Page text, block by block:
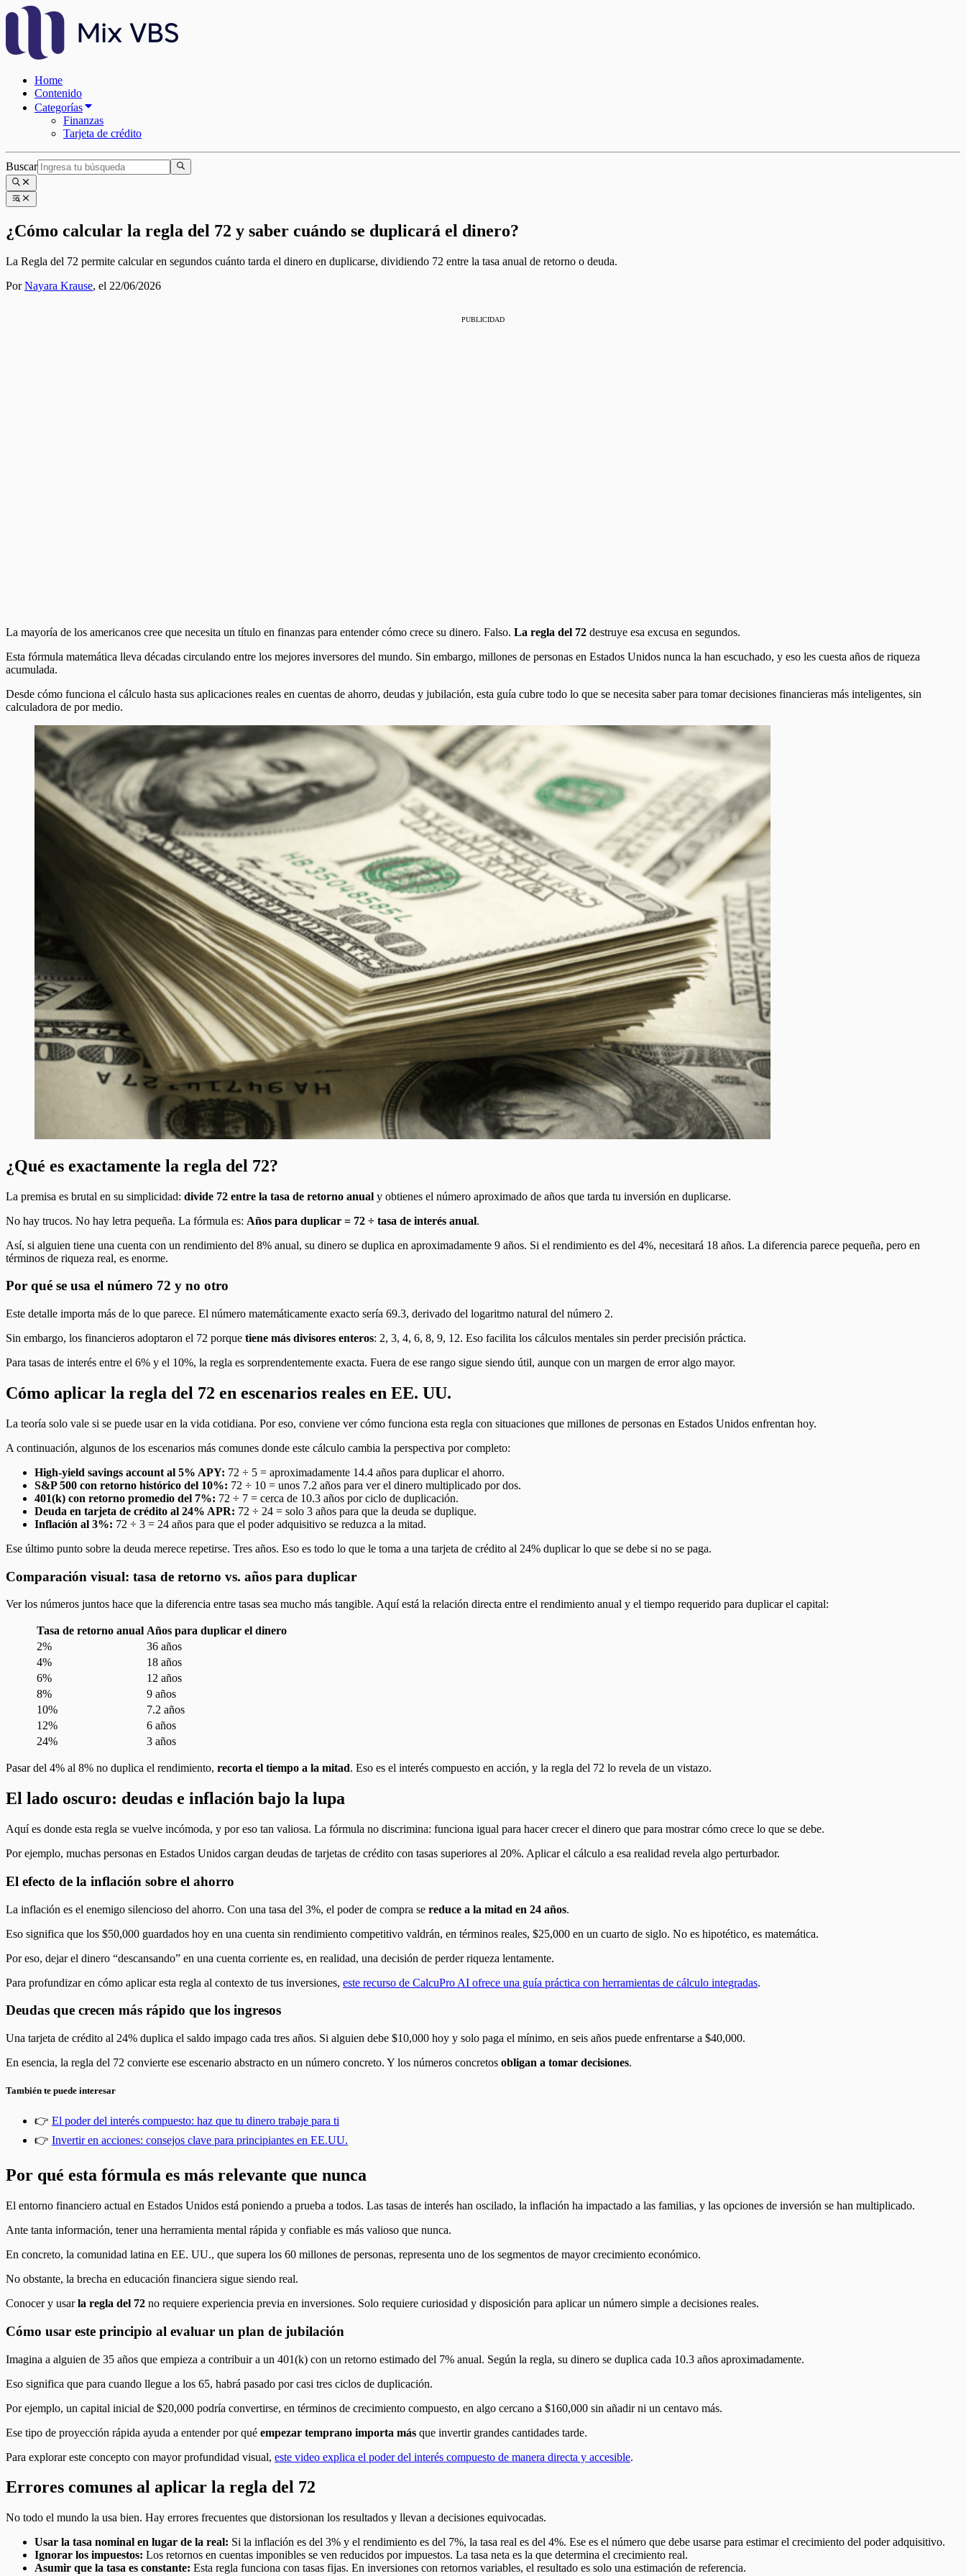
Home
Contenido
Categorías
Finanzas
Tarjeta de crédito
Buscar
¿Cómo calcular la regla del 72 y saber cuándo se duplicará el dinero?
La Regla del 72 permite calcular en segundos cuánto tarda el dinero en duplicarse, dividiendo 72 entre la tasa anual de retorno o deuda.
PorNayara Krause, el 22/06/2026
PUBLICIDAD
La mayoría de los americanos cree que necesita un título en finanzas para entender cómo crece su dinero. Falso. La regla del 72 destruye esa excusa en segundos.
Esta fórmula matemática lleva décadas circulando entre los mejores inversores del mundo. Sin embargo, millones de personas en Estados Unidos nunca la han escuchado, y eso les cuesta años de riqueza
acumulada.
Desde cómo funciona el cálculo hasta sus aplicaciones reales en cuentas de ahorro, deudas y jubilación, esta guía cubre todo lo que se necesita saber para tomar decisiones financieras más inteligentes, sin
calculadora de por medio.
¿Qué es exactamente la regla del 72?
La premisa es brutal en su simplicidad: divide 72 entre la tasa de retorno anual y obtienes el número aproximado de años que tarda tu inversión en duplicarse.
No hay trucos. No hay letra pequeña. La fórmula es: Años para duplicar = 72 ÷ tasa de interés anual.
Así, si alguien tiene una cuenta con un rendimiento del 8% anual, su dinero se duplica en aproximadamente 9 años. Si el rendimiento es del 4%, necesitará 18 años. La diferencia parece pequeña, pero en
términos de riqueza real, es enorme.
Por qué se usa el número 72 y no otro
Este detalle importa más de lo que parece. El número matemáticamente exacto sería 69.3, derivado del logaritmo natural del número 2.
Sin embargo, los financieros adoptaron el 72 porque tiene más divisores enteros: 2, 3, 4, 6, 8, 9, 12. Eso facilita los cálculos mentales sin perder precisión práctica.
Para tasas de interés entre el 6% y el 10%, la regla es sorprendentemente exacta. Fuera de ese rango sigue siendo útil, aunque con un margen de error algo mayor.
Cómo aplicar la regla del 72 en escenarios reales en EE. UU.
La teoría solo vale si se puede usar en la vida cotidiana. Por eso, conviene ver cómo funciona esta regla con situaciones que millones de personas en Estados Unidos enfrentan hoy.
A continuación, algunos de los escenarios más comunes donde este cálculo cambia la perspectiva por completo:
High-yield savings account al 5% APY: 72 ÷ 5 = aproximadamente 14.4 años para duplicar el ahorro.
S&P 500 con retorno histórico del 10%: 72 ÷ 10 = unos 7.2 años para ver el dinero multiplicado por dos.
401(k) con retorno promedio del 7%: 72 ÷ 7 = cerca de 10.3 años por ciclo de duplicación.
Deuda en tarjeta de crédito al 24% APR: 72 ÷ 24 = solo 3 años para que la deuda se duplique.
Inflación al 3%: 72 ÷ 3 = 24 años para que el poder adquisitivo se reduzca a la mitad.
Ese último punto sobre la deuda merece repetirse. Tres años. Eso es todo lo que le toma a una tarjeta de crédito al 24% duplicar lo que se debe si no se paga.
Comparación visual: tasa de retorno vs. años para duplicar
Ver los números juntos hace que la diferencia entre tasas sea mucho más tangible. Aquí está la relación directa entre el rendimiento anual y el tiempo requerido para duplicar el capital:
Tasa de retorno anual Años para duplicar el dinero
2%
36 años
4%
18 años
6%
12 años
8%
9 años
10%
7.2 años
12%
6 años
24%
3 años
Pasar del 4% al 8% no duplica el rendimiento, recorta el tiempo a la mitad. Eso es el interés compuesto en acción, y la regla del 72 lo revela de un vistazo.
El lado oscuro: deudas e inflación bajo la lupa
Aquí es donde esta regla se vuelve incómoda, y por eso tan valiosa. La fórmula no discrimina: funciona igual para hacer crecer el dinero que para mostrar cómo crece lo que se debe.
Por ejemplo, muchas personas en Estados Unidos cargan deudas de tarjetas de crédito con tasas superiores al 20%. Aplicar el cálculo a esa realidad revela algo perturbador.
El efecto de la inflación sobre el ahorro
La inflación es el enemigo silencioso del ahorro. Con una tasa del 3%, el poder de compra se reduce a la mitad en 24 años.
Eso significa que los $50,000 guardados hoy en una cuenta sin rendimiento competitivo valdrán, en términos reales, $25,000 en un cuarto de siglo. No es hipotético, es matemática.
Por eso, dejar el dinero “descansando” en una cuenta corriente es, en realidad, una decisión de perder riqueza lentamente.
Para profundizar en cómo aplicar esta regla al contexto de tus inversiones, este recurso de CalcuPro AI ofrece una guía práctica con herramientas de cálculo integradas.
Deudas que crecen más rápido que los ingresos
Una tarjeta de crédito al 24% duplica el saldo impago cada tres años. Si alguien debe $10,000 hoy y solo paga el mínimo, en seis años puede enfrentarse a $40,000.
En esencia, la regla del 72 convierte ese escenario abstracto en un número concreto. Y los números concretos obligan a tomar decisiones.
También te puede interesar
👉 El poder del interés compuesto: haz que tu dinero trabaje para ti
👉 Invertir en acciones: consejos clave para principiantes en EE.UU.
Por qué esta fórmula es más relevante que nunca
El entorno financiero actual en Estados Unidos está poniendo a prueba a todos. Las tasas de interés han oscilado, la inflación ha impactado a las familias, y las opciones de inversión se han multiplicado.
Ante tanta información, tener una herramienta mental rápida y confiable es más valioso que nunca.
En concreto, la comunidad latina en EE. UU., que supera los 60 millones de personas, representa uno de los segmentos de mayor crecimiento económico.
No obstante, la brecha en educación financiera sigue siendo real.
Conocer y usarla regla del 72 no requiere experiencia previa en inversiones. Solo requiere curiosidad y disposición para aplicar un número simple a decisiones reales.
Cómo usar este principio al evaluar un plan de jubilación
Imagina a alguien de 35 años que empieza a contribuir a un 401(k) con un retorno estimado del 7% anual. Según la regla, su dinero se duplica cada 10.3 años aproximadamente.
Eso significa que para cuando llegue a los 65, habrá pasado por casi tres ciclos de duplicación.
Por ejemplo, un capital inicial de $20,000 podría convertirse, en términos de crecimiento compuesto, en algo cercano a $160,000 sin añadir ni un centavo más.
Ese tipo de proyección rápida ayuda a entender por qué empezar temprano importa más que invertir grandes cantidades tarde.
Para explorar este concepto con mayor profundidad visual, este video explica el poder del interés compuesto de manera directa y accesible.
Errores comunes al aplicar la regla del 72
No todo el mundo la usa bien. Hay errores frecuentes que distorsionan los resultados y llevan a decisiones equivocadas.
Usar la tasa nominal en lugar de la real: Si la inflación es del 3% y el rendimiento es del 7%, la tasa real es del 4%. Ese es el número que debe usarse para estimar el crecimiento del poder adquisitivo.
Ignorar los impuestos: Los retornos en cuentas imponibles se ven reducidos por impuestos. La tasa neta es la que determina el crecimiento real.
Asumir que la tasa es constante: Esta regla funciona con tasas fijas. En inversiones con retornos variables, el resultado es solo una estimación de referencia.